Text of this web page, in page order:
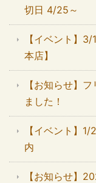
切日 4/25～
【イベント】
本店】
【お知らせ】
ました！
【イベント】
内
【お知らせ】